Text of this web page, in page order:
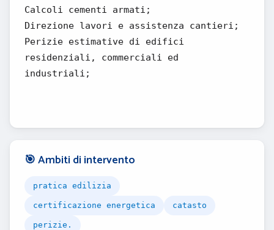
Calcoli cementi armati;
Direzione lavori e assistenza cantieri;
Perizie estimative di edifici
residenziali, commerciali ed
industriali;
🎯 Ambiti di intervento
pratica edilizia
certificazione energetica catasto
perizie.